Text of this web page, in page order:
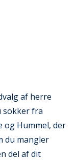
af herre
sokker fra
og Hummel, der
du mangler
del af dit